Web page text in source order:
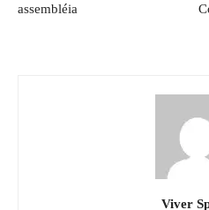
assembléia
Viver